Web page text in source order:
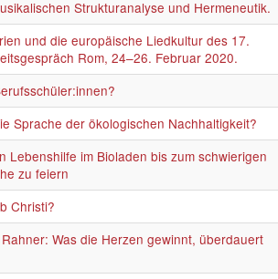
Strukturanalyse und Hermeneutik.
und die europäische Liedkultur des 17.
Rom, 24–26. Februar 2020.
Sprache der ökologischen Nachhaltigkeit?
Lebenshilfe im Bioladen bis zum schwierigen
zu feiern
Christi?
Was die Herzen gewinnt, überdauert